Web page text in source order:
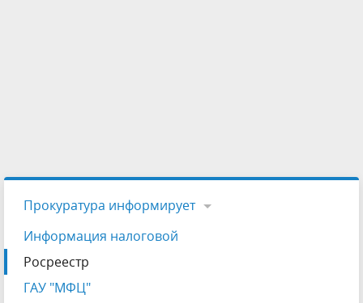
Прокуратура информирует
Информация налоговой
Росреестр
ГАУ "МФЦ"